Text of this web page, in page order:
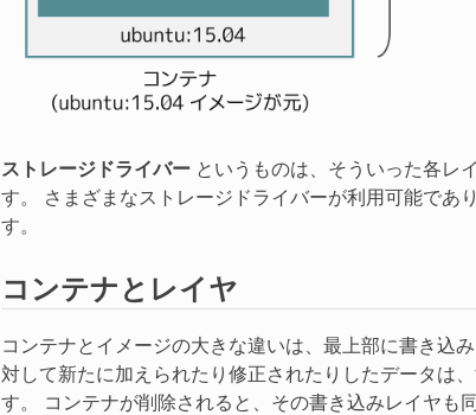
ストレージドライバーというものは、そういった各レ
す。 さまざまなストレージドライバーが利用可能であ
す。
コンテナとレイヤ
コンテナとイメージの大きな違いは、最上部に書き込
対して新たに加えられたり修正されたりしたデータは
す。 コンテナが削除されると、その書き込みレイヤも